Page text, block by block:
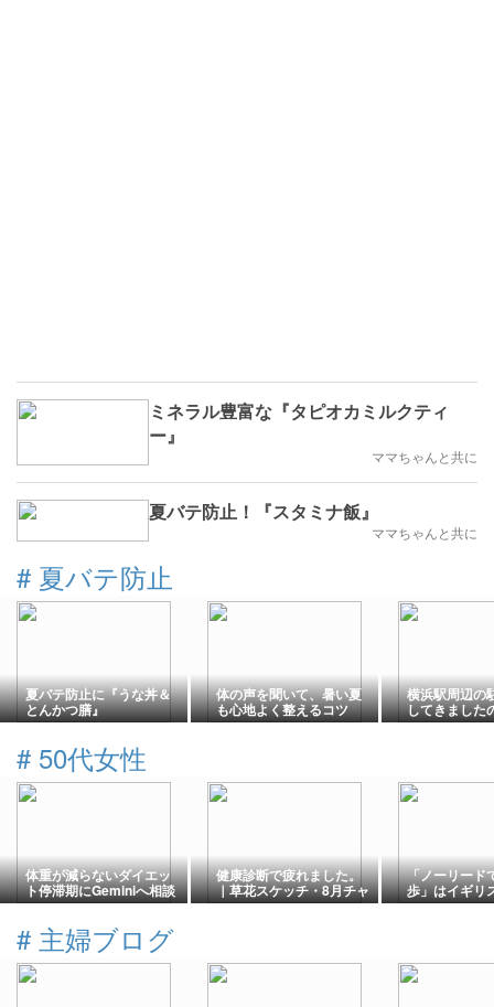
ミネラル豊富な『タピオカミルクティ
ー』
ママちゃんと共に
夏バテ防止！『スタミナ飯』
ママちゃんと共に
# 夏バテ防止
夏バテ防止に『うな丼＆
とんかつ膳』
体の声を聞いて、暑い夏
も心地よく整えるコツ
横浜駅周辺の
してきました
# 50代女性
体重が減らないダイエッ
ト停滞期にGeminiへ相談
してみた｜見直した3つの
健康診断で疲れました。
｜草花スケッチ・8月チャ
レンジDay128/365日
「ノーリード
歩」はイギリ
見る光景。
# 主婦ブログ